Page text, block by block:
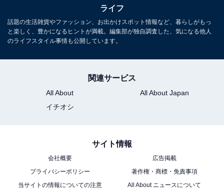
ライフ
話題の生活雑貨やファッション、お出かけスポット情報など、暮らしがもっ
と楽しく、豊かになるヒントが満載。編集部が独自調査した、気になる他人
のライフスタイル事情も公開しています。
関連サービス
All About
All About Japan
イチオシ
サイト情報
会社概要
広告掲載
プライバシーポリシー
著作権・商標・免責事項
当サイトの情報についての注意
All About ニュースについて